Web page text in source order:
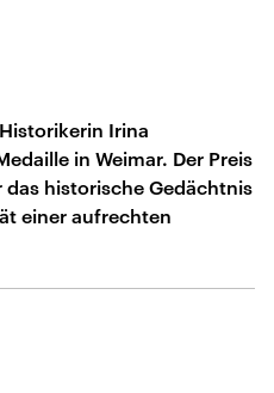
Irina
in Weimar. Der Preis
historische Gedächtnis
einer aufrechten